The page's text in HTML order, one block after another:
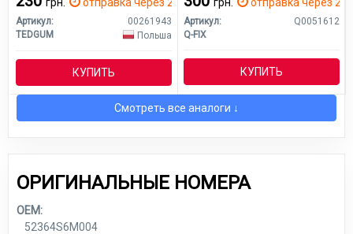
грн. отправка через 2 дн.
Артикул:
00261943
TEDGUM
Польша
КУПИТЬ
грн. отправка через 2
Артикул:
Q0051612
Q-FIX
КУПИТЬ
Смотреть все аналоги ↓
ОРИГИНАЛЬНЫЕ НОМЕРА
OEM:
52364S6M004